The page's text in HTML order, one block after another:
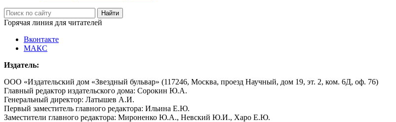
Горячая линия для читателей
Вконтакте
МАКС
Издатель:
ООО «Издательский дом «Звездный бульвар» (117246, Москва, проезд Научный, дом 19, эт. 2, ком. 6Д, оф. 76)
Главный редактор издательского дома: Сорокин Ю.А.
Генеральный директор: Латышев А.И.
Первый заместитель главного редактора: Ильина Е.Ю.
Заместители главного редактора: Мироненко Ю.А., Невский Ю.И., Харо Е.Ю.